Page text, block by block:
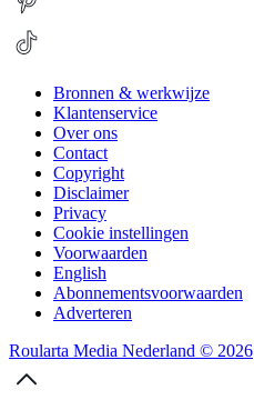
Bronnen & werkwijze
Klantenservice
Over ons
Contact
Copyright
Disclaimer
Privacy
Cookie instellingen
Voorwaarden
English
Abonnementsvoorwaarden
Adverteren
Roularta Media Nederland © 2026